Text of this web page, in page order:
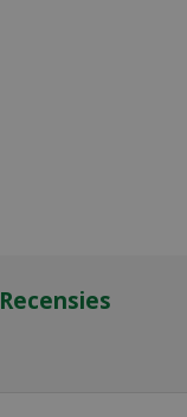
Recensies